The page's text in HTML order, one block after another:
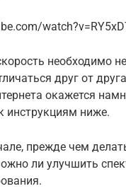
необходимо
друг от
окажется
инструкциям ниже.
прежде чем
ли улучшить